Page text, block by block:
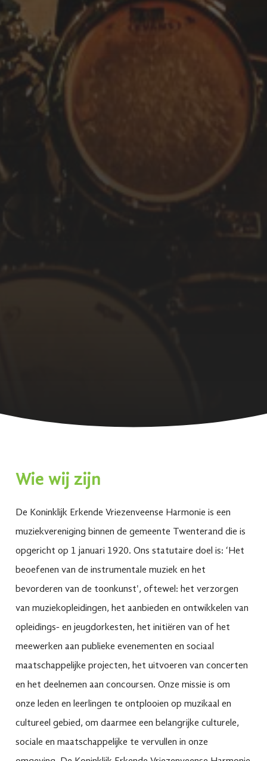
Wie wij zijn
De Koninklijk Erkende Vriezenveense Harmonie is een
muziekvereniging binnen de gemeente Twenterand die is
opgericht op 1 januari 1920. Ons statutaire doel is: ‘Het
beoefenen van de instrumentale muziek en het
bevorderen van de toonkunst', oftewel: het verzorgen
van muziekopleidingen, het aanbieden en ontwikkelen van
opleidings- en jeugdorkesten, het initiëren van of het
meewerken aan publieke evenementen en sociaal
maatschappelijke projecten, het uitvoeren van concerten
en het deelnemen aan concoursen. Onze missie is om
onze leden en leerlingen te ontplooien op muzikaal en
cultureel gebied, om daarmee een belangrijke culturele,
sociale en maatschappelijke te vervullen in onze